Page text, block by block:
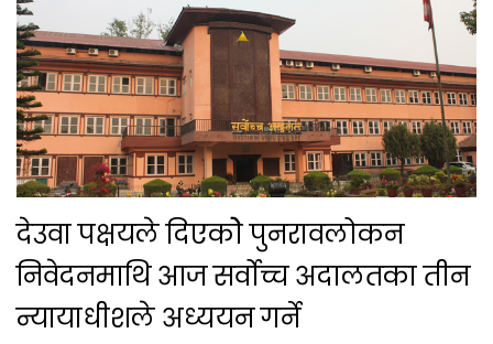
देउवा पक्षयले दिएकोे पुनरावलोकन
निवेदनमाथि आज सर्वोच्च अदालतका तीन
न्यायाधीशले अध्ययन गर्ने